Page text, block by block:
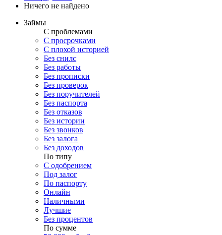
Ничего не найдено
Займы
С проблемами
С просрочками
С плохой историей
Без снилс
Без работы
Без прописки
Без проверок
Без поручителей
Без паспорта
Без отказов
Без истории
Без звонков
Без залога
Без доходов
По типу
С одобрением
Под залог
По паспорту
Онлайн
Наличными
Лучшие
Без процентов
По сумме